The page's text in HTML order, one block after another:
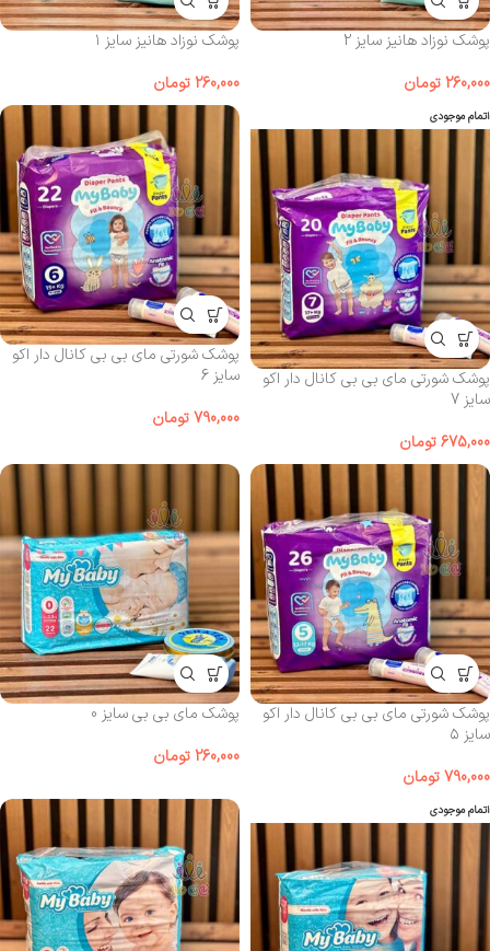
پوشک نوزاد هانیز سایز 2
260,000 تومان
پوشک نوزاد هانیز سایز ۱
260,000 تومان
اتمام موجودی
پوشک شورتی مای‌ بی‌ بی کانال‌ دار اکو
سایز 7
675,000تومان
پوشک شورتی مای‌ بی‌ بی کانال‌ دار اکو
سایز 6
790,000تومان
پوشک شورتی مای‌ بی‌ بی کانال‌ دار اکو
سایز ۵
790,000تومان
پوشک مای بی بی سایز 0
260,000 تومان
اتمام موجودی